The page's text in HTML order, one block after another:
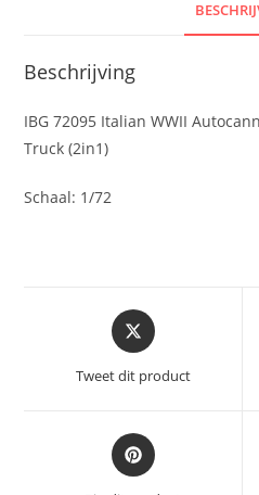
Beschrijving
IBG 72095 Italian WWII
Truck (2in1)
Schaal: 1/72
Opent
in
een
nieuw
Tweet dit product
Opent
in
een